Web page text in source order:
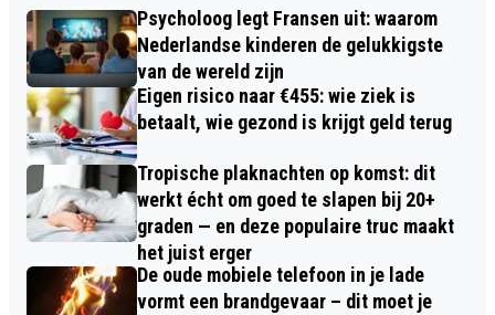
Psycholoog legt Fransen uit: waarom
Nederlandse kinderen de gelukkigste
van de wereld zijn
Eigen risico naar €455: wie ziek is
betaalt, wie gezond is krijgt geld terug
Tropische plaknachten op komst: dit
werkt écht om goed te slapen bij 20+
graden — en deze populaire truc maakt
het juist erger
De oude mobiele telefoon in je lade
vormt een brandgevaar – dit moet je